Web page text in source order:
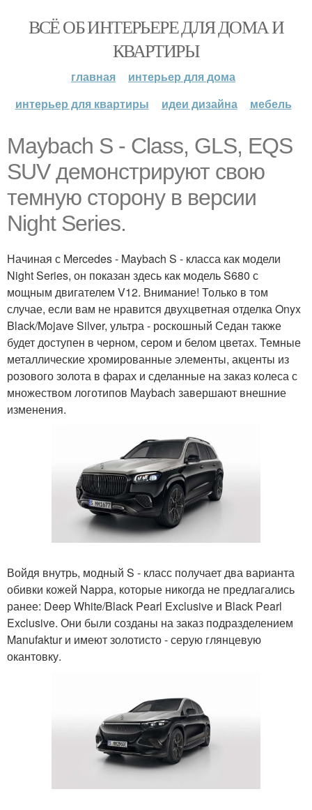
ВСЁ ОБ ИНТЕРЬЕРЕ ДЛЯ ДОМА И
КВАРТИРЫ
главная
интерьер для дома
интерьер для квартиры
идеи дизайна мебель
Maybach S - Class, GLS, EQS
SUV демонстрируют свою
темную сторону в версии
Night Series.
Начиная с Mercedes - Maybach S - класса как модели
Night Series, он показан здесь как модель S680 с
мощным двигателем V12. Внимание! Только в том
случае, если вам не нравится двухцветная отделка Onyx
Black/Mojave Silver, ультра - роскошный Седан также
будет доступен в черном, сером и белом цветах. Темные
металлические хромированные элементы, акценты из
розового золота в фарах и сделанные на заказ колеса с
множеством логотипов Maybach завершают внешние
изменения.
Войдя внутрь, модный S - класс получает два варианта
обивки кожей Nappa, которые никогда не предлагались
ранее: Deep White/Black Pearl Exclusive и Black Pearl
Exclusive. Они были созданы на заказ подразделением
Manufaktur и имеют золотисто - серую глянцевую
окантовку.